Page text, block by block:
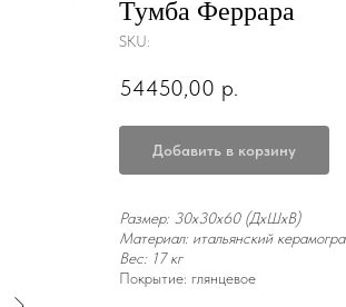
Тумба Феррара
SKU:
54450,00 р.
Добавить в корзину
Размер: 30x30x60 (ДxШxВ)
Материал: итальянский
Вес: 17 кг
Покрытие: глянцевое